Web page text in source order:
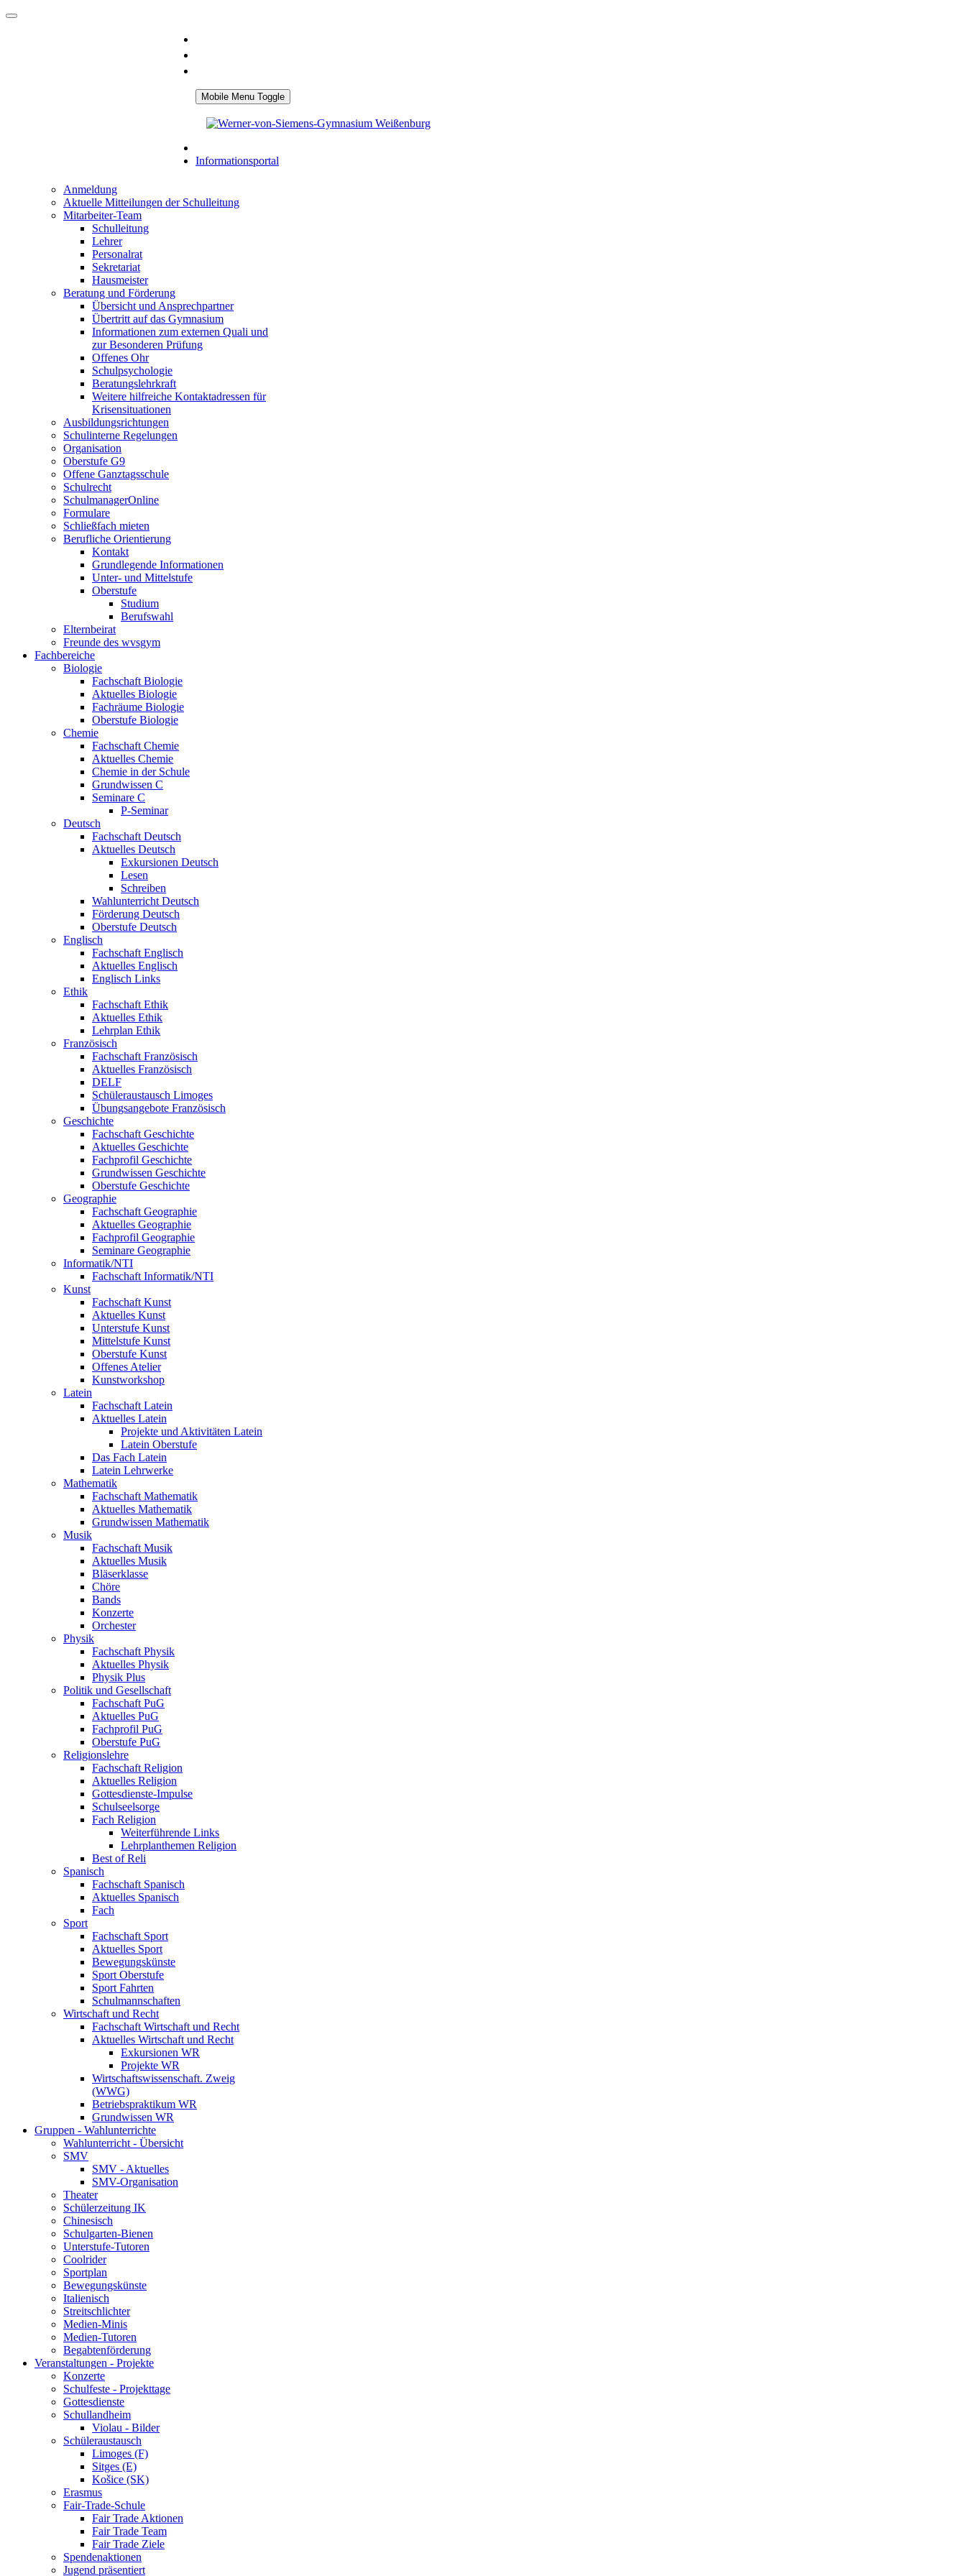
Mobile Menu Toggle
Informationsportal
Anmeldung
Aktuelle Mitteilungen der Schulleitung
Mitarbeiter-Team
Schulleitung
Lehrer
Personalrat
Sekretariat
Hausmeister
Beratung und Förderung
Übersicht und Ansprechpartner
Übertritt auf das Gymnasium
Informationen zum externen Quali und
zur Besonderen Prüfung
Offenes Ohr
Schulpsychologie
Beratungslehrkraft
Weitere hilfreiche Kontaktadressen für
Krisensituationen
Ausbildungsrichtungen
Schulinterne Regelungen
Organisation
Oberstufe G9
Offene Ganztagsschule
Schulrecht
SchulmanagerOnline
Formulare
Schließfach mieten
Berufliche Orientierung
Kontakt
Grundlegende Informationen
Unter- und Mittelstufe
Oberstufe
Studium
Berufswahl
Elternbeirat
Freunde des wvsgym
Fachbereiche
Biologie
Fachschaft Biologie
Aktuelles Biologie
Fachräume Biologie
Oberstufe Biologie
Chemie
Fachschaft Chemie
Aktuelles Chemie
Chemie in der Schule
Grundwissen C
Seminare C
P-Seminar
Deutsch
Fachschaft Deutsch
Aktuelles Deutsch
Exkursionen Deutsch
Lesen
Schreiben
Wahlunterricht Deutsch
Förderung Deutsch
Oberstufe Deutsch
Englisch
Fachschaft Englisch
Aktuelles Englisch
Englisch Links
Ethik
Fachschaft Ethik
Aktuelles Ethik
Lehrplan Ethik
Französisch
Fachschaft Französisch
Aktuelles Französisch
DELF
Schüleraustausch Limoges
Übungsangebote Französisch
Geschichte
Fachschaft Geschichte
Aktuelles Geschichte
Fachprofil Geschichte
Grundwissen Geschichte
Oberstufe Geschichte
Geographie
Fachschaft Geographie
Aktuelles Geographie
Fachprofil Geographie
Seminare Geographie
Informatik/NTI
Fachschaft Informatik/NTI
Kunst
Fachschaft Kunst
Aktuelles Kunst
Unterstufe Kunst
Mittelstufe Kunst
Oberstufe Kunst
Offenes Atelier
Kunstworkshop
Latein
Fachschaft Latein
Aktuelles Latein
Projekte und Aktivitäten Latein
Latein Oberstufe
Das Fach Latein
Latein Lehrwerke
Mathematik
Fachschaft Mathematik
Aktuelles Mathematik
Grundwissen Mathematik
Musik
Fachschaft Musik
Aktuelles Musik
Bläserklasse
Chöre
Bands
Konzerte
Orchester
Physik
Fachschaft Physik
Aktuelles Physik
Physik Plus
Politik und Gesellschaft
Fachschaft PuG
Aktuelles PuG
Fachprofil PuG
Oberstufe PuG
Religionslehre
Fachschaft Religion
Aktuelles Religion
Gottesdienste-Impulse
Schulseelsorge
Fach Religion
Weiterführende Links
Lehrplanthemen Religion
Best of Reli
Spanisch
Fachschaft Spanisch
Aktuelles Spanisch
Fach
Sport
Fachschaft Sport
Aktuelles Sport
Bewegungskünste
Sport Oberstufe
Sport Fahrten
Schulmannschaften
Wirtschaft und Recht
Fachschaft Wirtschaft und Recht
Aktuelles Wirtschaft und Recht
Exkursionen WR
Projekte WR
Wirtschaftswissenschaft. Zweig
(WWG)
Betriebspraktikum WR
Grundwissen WR
Gruppen - Wahlunterrichte
Wahlunterricht - Übersicht
SMV
SMV - Aktuelles
SMV-Organisation
Theater
Schülerzeitung IK
Chinesisch
Schulgarten-Bienen
Unterstufe-Tutoren
Coolrider
Sportplan
Bewegungskünste
Italienisch
Streitschlichter
Medien-Minis
Medien-Tutoren
Begabtenförderung
Veranstaltungen - Projekte
Konzerte
Schulfeste - Projekttage
Gottesdienste
Schullandheim
Violau - Bilder
Schüleraustausch
Limoges (F)
Sitges (E)
Košice (SK)
Erasmus
Fair-Trade-Schule
Fair Trade Aktionen
Fair Trade Team
Fair Trade Ziele
Spendenaktionen
Jugend präsentiert